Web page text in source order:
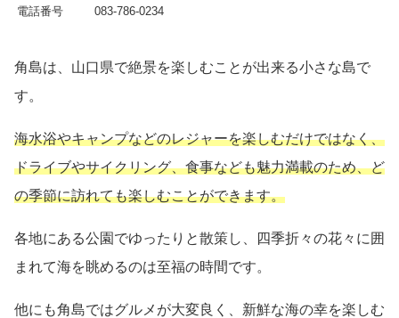
電話番号 083-786-0234
角島は、山口県で絶景を楽しむことが出来る小さな島で
す。
海水浴やキャンプなどのレジャーを楽しむだけではなく、
ドライブやサイクリング、食事なども魅力満載のため、ど
の季節に訪れても楽しむことができます。
各地にある公園でゆったりと散策し、四季折々の花々に囲
まれて海を眺めるのは至福の時間です。
他にも角島ではグルメが大変良く、新鮮な海の幸を楽しむ